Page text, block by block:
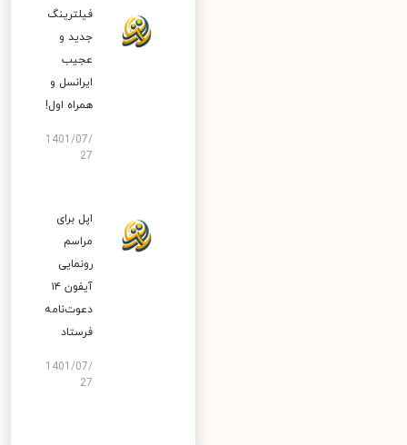
فیلترینگ
جدید و
عجیب
ایرانسل و
همراه اول!
1401/07/
27
اپل برای
مراسم
رونمایی
آیفون ۱۴
دعوت‌نامه
فرستاد
1401/07/
27